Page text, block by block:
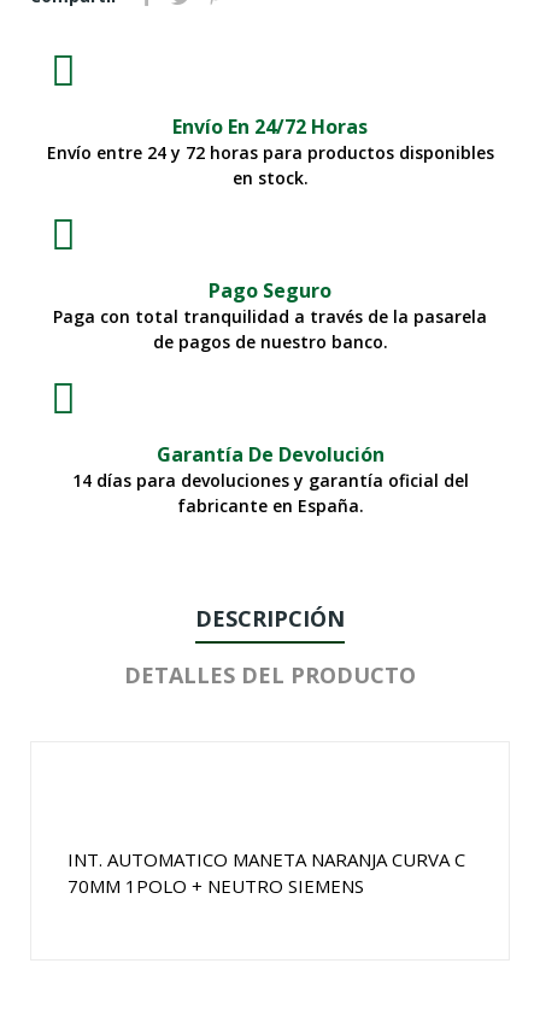
Envío En 24/72 Horas
Envío entre 24 y 72 horas para productos disponibles
en stock.
Pago Seguro
Paga con total tranquilidad a través de la pasarela
de pagos de nuestro banco.
Garantía De Devolución
14 días para devoluciones y garantía oficial del
fabricante en España.
DESCRIPCIÓN
DETALLES DEL PRODUCTO
INT. AUTOMATICO MANETA NARANJA CURVA C
70MM 1POLO + NEUTRO SIEMENS